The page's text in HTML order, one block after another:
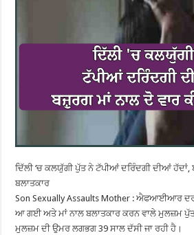
ਦਿੱਲੀ ‘ਚ ਕਲਯੁੱਗੀ ਪੁੱਤ ਨੇ ਟੱਪੀਆਂ ਦਰਿੰਦਗੀ ਦੀਆਂ ਹੱਦਾਂ,
ਬਲਾਤਕਾਰ
Son Sexually Assaults Mother : ਐਫਆਈਆਰ
ਆ ਗਈ ਅਤੇ ਮਾਂ ਨਾਲ ਬਲਾਤਕਾਰ ਕਰਨ ਵਾਲੇ ਮੁਲਜ਼ਮ
ਮੁਲਜ਼ਮ ਦੀ ਉਮਰ ਲਗਭਗ 39 ਸਾਲ ਦੱਸੀ ਜਾ ਰਹੀ ਹੈ।